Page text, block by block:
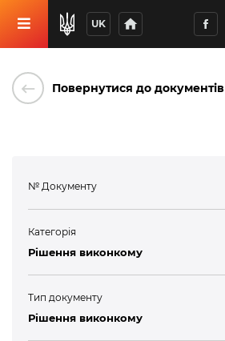
UK home
keyboard_backspace Повернутися до документів
№ Документу
Категорія
Рішення виконкому
Тип документу
Рішення виконкому